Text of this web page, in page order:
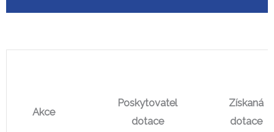
Akce
Poskytovatel
dotace
Získaná
dotace